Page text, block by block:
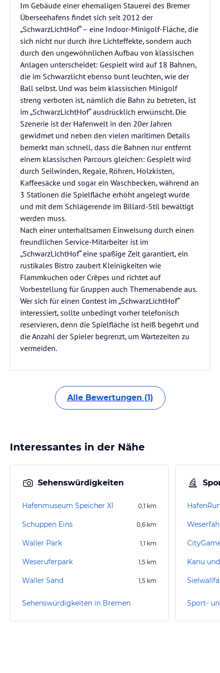
Im Gebäude einer ehemaligen Stauerei des Bremer
Überseehafens findet sich seit 2012 der
„SchwarzLichtHof“ – eine Indoor-Minigolf-Fläche, die
sich nicht nur durch ihre Lichteffekte, sondern auch
durch den ungewöhnlichen Aufbau von klassischen
Anlagen unterscheidet: Gespielt wird auf 18 Bahnen,
die im Schwarzlicht ebenso bunt leuchten, wie der
Ball selbst. Und was beim klassischen Minigolf
streng verboten ist, nämlich die Bahn zu betreten, ist
im „SchwarzLichtHof“ ausdrücklich erwünscht. Die
Szenerie ist der Hafenwelt in den 20er Jahren
gewidmet und neben den vielen maritimen Details
bemerkt man schnell, dass die Bahnen nur entfernt
einem klassischen Parcours gleichen: Gespielt wird
durch Seilwinden, Regale, Röhren, Holzkisten,
Kaffeesäcke und sogar ein Waschbecken, während an
3 Stationen die Spielfläche erhöht angelegt wurde
und mit dem Schlägerende im Billard-Stil bewältigt
werden muss.
Nach einer unterhaltsamen Einweisung durch einen
freundlichen Service-Mitarbeiter ist im
„SchwarzLichtHof“ eine spaßige Zeit garantiert, ein
rustikales Bistro zaubert Kleinigkeiten wie
Flammkuchen oder Crêpes und richtet auf
Vorbestellung für Gruppen auch Themenabende aus.
Wer sich für einen Contest im „SchwarzLichtHof“
interessiert, sollte unbedingt vorher telefonisch
reservieren, denn die Spielfläche ist heiß begehrt und
die Anzahl der Spieler begrenzt, um Wartezeiten zu
vermeiden.
Alle Bewertungen (1)
Interessantes in der Nähe
Sehenswürdigkeiten
Hafenmuseum Speicher XI 0,1 km
Schuppen Eins 0,6 km
Waller Park 1,1 km
Weseruferpark 1,5 km
Waller Sand 1,5 km
Sehenswürdigkeiten in Bremen